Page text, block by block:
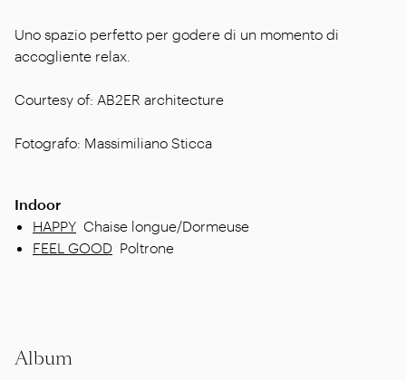
Uno spazio perfetto per godere di un momento di
accogliente relax.
Courtesy of: AB2ER architecture
Fotografo: Massimiliano Sticca
Indoor
HAPPY Chaise longue/Dormeuse
FEEL GOOD Poltrone
Album